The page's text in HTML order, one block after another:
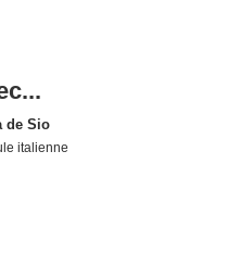
de Sio
italienne